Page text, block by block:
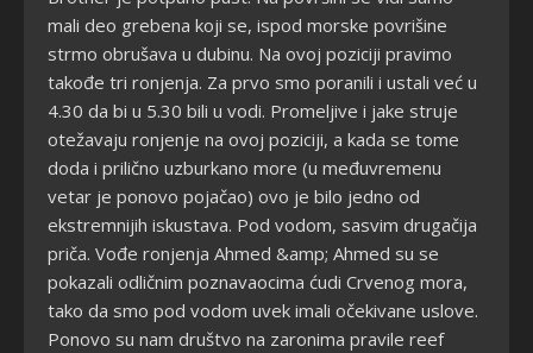
mali deo grebena koji se, ispod morske povrišine
strmo obrušava u dubinu. Na ovoj poziciji pravimo
takođe tri ronjenja. Za prvo smo poranili i ustali već u
4.30 da bi u 5.30 bili u vodi. Promeljive i jake struje
otežavaju ronjenje na ovoj poziciji, a kada se tome
doda i prilično uzburkano more (u međuvremenu
vetar je ponovo pojačao) ovo je bilo jedno od
ekstremnijih iskustava. Pod vodom, sasvim drugačija
priča. Vođe ronjenja Ahmed &amp; Ahmed su se
pokazali odličnim poznavaocima ćudi Crvenog mora,
tako da smo pod vodom uvek imali očekivane uslove.
Ponovo su nam društvo na zaronima pravile reef